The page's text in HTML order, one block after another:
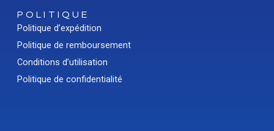
POLITIQUE
Politique d’expédition
Politique de remboursement
Conditions d’utilisation
Politique de confidentialité